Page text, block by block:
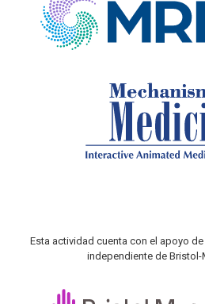
Esta actividad cuenta con el apoyo
independiente de Bristol-